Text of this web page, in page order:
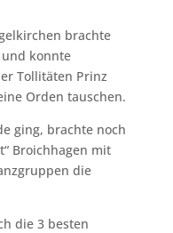
brachte
und konnte
Tollitäten Prinz
Orden tauschen.
ging, brachte noch
Broichhagen mit
die
die 3 besten